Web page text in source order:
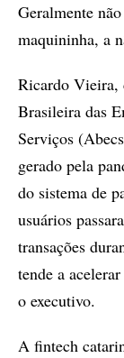
Geralmente
maquininha, a
Ricardo Vieira,
Brasileira das
Serviços
gerado pela
do sistema de
usuários
transações
tende a
o executivo.
A fintech